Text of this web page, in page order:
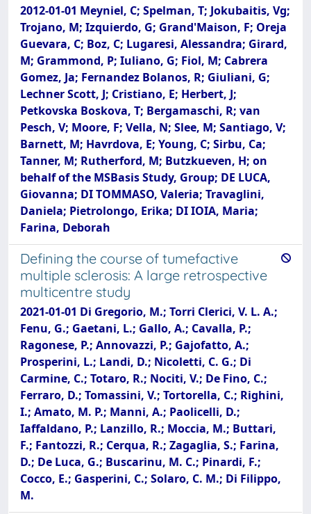
2012-01-01 Meyniel, C; Spelman, T; Jokubaitis, Vg;
Trojano, M; Izquierdo, G; Grand'Maison, F; Oreja
Guevara, C; Boz, C; Lugaresi, Alessandra; Girard,
M; Grammond, P; Iuliano, G; Fiol, M; Cabrera
Gomez, Ja; Fernandez Bolanos, R; Giuliani, G;
Lechner Scott, J; Cristiano, E; Herbert, J;
Petkovska Boskova, T; Bergamaschi, R; van
Pesch, V; Moore, F; Vella, N; Slee, M; Santiago, V;
Barnett, M; Havrdova, E; Young, C; Sirbu, Ca;
Tanner, M; Rutherford, M; Butzkueven, H; on
behalf of the MSBasis Study, Group; DE LUCA,
Giovanna; DI TOMMASO, Valeria; Travaglini,
Daniela; Pietrolongo, Erika; DI IOIA, Maria;
Farina, Deborah
Defining the course of tumefactive
multiple sclerosis: A large retrospective
multicentre study
2021-01-01 Di Gregorio, M.; Torri Clerici, V. L. A.;
Fenu, G.; Gaetani, L.; Gallo, A.; Cavalla, P.;
Ragonese, P.; Annovazzi, P.; Gajofatto, A.;
Prosperini, L.; Landi, D.; Nicoletti, C. G.; Di
Carmine, C.; Totaro, R.; Nociti, V.; De Fino, C.;
Ferraro, D.; Tomassini, V.; Tortorella, C.; Righini,
I.; Amato, M. P.; Manni, A.; Paolicelli, D.;
Iaffaldano, P.; Lanzillo, R.; Moccia, M.; Buttari,
F.; Fantozzi, R.; Cerqua, R.; Zagaglia, S.; Farina,
D.; De Luca, G.; Buscarinu, M. C.; Pinardi, F.;
Cocco, E.; Gasperini, C.; Solaro, C. M.; Di Filippo,
M.